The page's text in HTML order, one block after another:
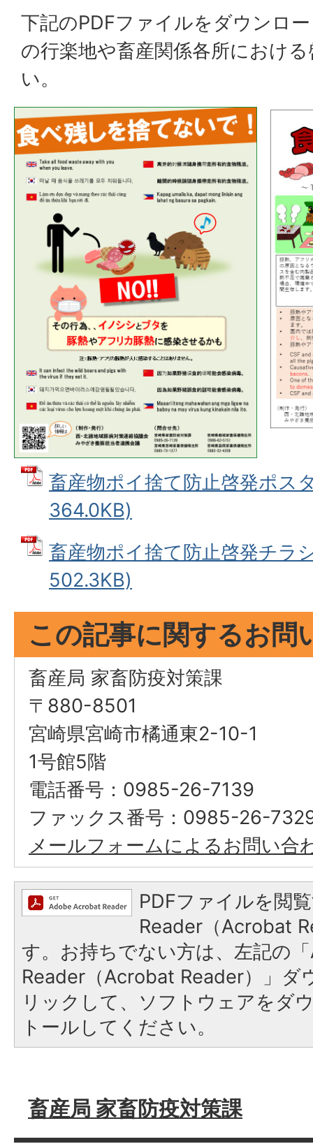
下記のPDFファイルをダウンロ
の行楽地や畜産関係各所におけ
い。
畜産物ポイ捨て防止啓発ポス
364.0KB)
畜産物ポイ捨て防止啓発チラ
502.3KB)
この記事に関するお問
畜産局 家畜防疫対策課
〒880-8501
宮崎県宮崎市橘通東2-10-1
1号館5階
電話番号：0985-26-7139
ファックス番号：0985-26-
メールフォームによるお問い合
PDFファイルを閲
Reader（Acrobat
す。お持ちでない方は、左記の
Reader（Acrobat Reader）」ダ
リックして、ソフトウェアをダ
トールしてください。
畜産局 家畜防疫対策課